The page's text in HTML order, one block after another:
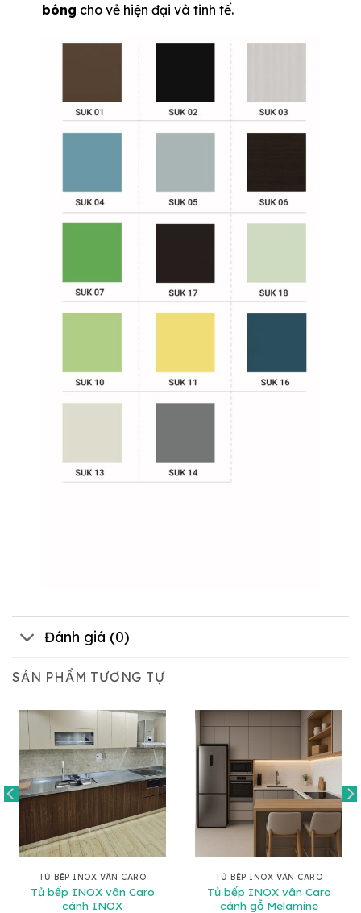
bóng cho vẻ hiện đại và tinh tế.
Đánh giá (0)
SẢN PHẨM TƯƠNG TỰ
TỦ BẾP INOX VÂN CARO
Tủ bếp INOX vân Caro
cánh INOX
TỦ BẾP INOX VÂN CARO
Tủ bếp INOX vân Caro
cánh gỗ Melamine